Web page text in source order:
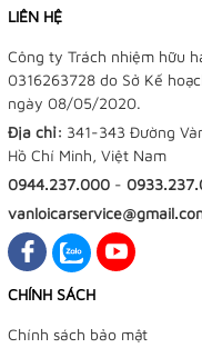
LIÊN HỆ
Công ty Trách nhiệm hữu
0316263728 do Sở Kế
ngày 08/05/2020.
Địa chỉ: 341-343 Đường
Hồ Chí Minh, Việt Nam
0944.237.000 -
CHÍNH SÁCH
Chính sách bảo mật